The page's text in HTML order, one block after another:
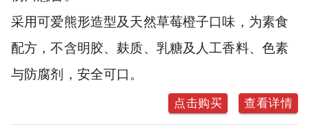
采用可爱熊形造型及天然草莓橙子口味，为素食
配方，不含明胶、麸质、乳糖及人工香料、色素
与防腐剂，安全可口。
点击购买 查看详情